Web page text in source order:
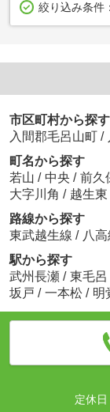
絞り込み条件：
市区町村から探す
入間郡毛呂山町 /
町名から探す
若山 / 中央 / 前久
大字川角 / 越生東
路線から探す
東武越生線 / 八高
駅から探す
武州長瀬 / 東毛呂
坂戸 / 一本松 / 明
定休日